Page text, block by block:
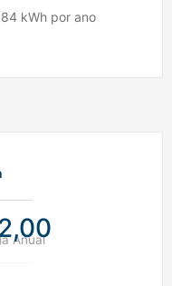
kWh por ano
Anual